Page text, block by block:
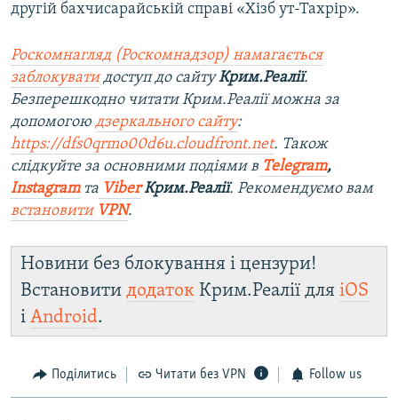
другій бахчисарайській справі «Хізб ут-Тахрір».
Роскомнагляд (Роскомнадзор) намагається
заблокуватидоступ до сайтуКрим.Реалії.
Безперешкодно читати Крим.Реалії можна за
допомогою дзеркального сайту:
https://dfs0qrmo00d6u.cloudfront.net. Також
слідкуйте за основними подіями в Telegram,
Instagramта ViberКрим.Реалії. Рекомендуємо вам
встановити VPN.
Новини без блокування і цензури!
Встановити додаток Крим.Реалії для iOS
і Android.
Поділитись Читати без VPN Follow us